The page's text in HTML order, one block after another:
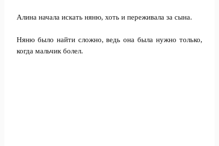
Алина начала искать няню, хоть и переживала за сына.
Няню было найти сложно, ведь она была нужно только,
когда мальчик болел.